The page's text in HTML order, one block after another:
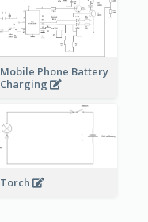
Mobile Phone Battery
Charging
Torch